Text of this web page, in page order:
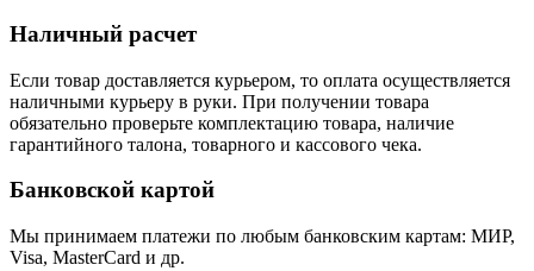
Наличный расчет
Если товар доставляется курьером, то оплата осуществляется
наличными курьеру в руки. При получении товара
обязательно проверьте комплектацию товара, наличие
гарантийного талона, товарного и кассового чека.
Банковской картой
Мы принимаем платежи по любым банковским картам: МИР,
Visa, MasterCard и др.